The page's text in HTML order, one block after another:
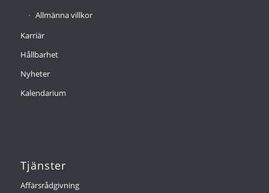
Allmänna villkor
Karriär
Hållbarhet
Nyheter
Kalendarium
Tjänster
Affärsrådgivning